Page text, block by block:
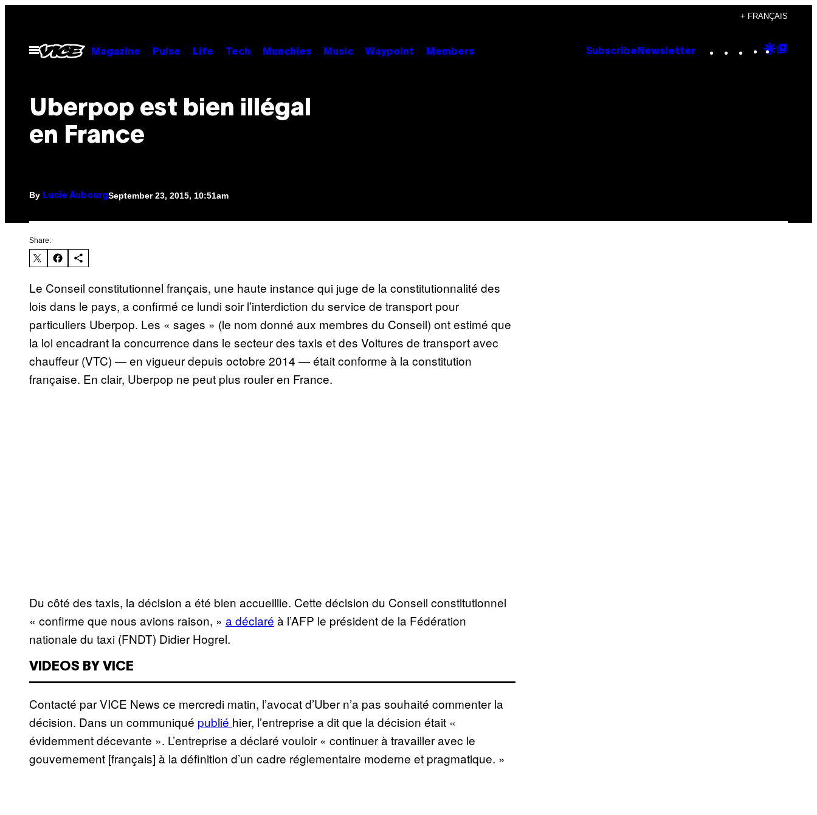
content
+ FRANÇAIS
Open
Menu
Magazine Pulse Life Tech Munchies Music Waypoint Members Subscribe Newsletter Instagram
TikTok
YouTube
Google
Uberpop est bien illégal
en France
By Lucie Aubourg September 23, 2015, 10:51am
Share:
Le Conseil constitutionnel français, une haute instance qui juge de la constitutionnalité des
lois dans le pays, a confirmé ce lundi soir l’interdiction du service de transport pour
particuliers Uberpop. Les « sages » (le nom donné aux membres du Conseil) ont estimé que
la loi encadrant la concurrence dans le secteur des taxis et des Voitures de transport avec
chauffeur (VTC) — en vigueur depuis octobre 2014 — était conforme à la constitution
française. En clair, Uberpop ne peut plus rouler en France.
Du côté des taxis, la décision a été bien accueillie. Cette décision du Conseil constitutionnel
« confirme que nous avions raison, » a déclaré à l’AFP le président de la Fédération
nationale du taxi (FNDT) Didier Hogrel.
VIDEOS BY VICE
Contacté par VICE News ce mercredi matin, l’avocat d’Uber n’a pas souhaité commenter la
décision. Dans un communiqué publié hier, l’entreprise a dit que la décision était «
évidemment décevante ». L’entreprise a déclaré vouloir « continuer à travailler avec le
gouvernement [français] à la définition d’un cadre réglementaire moderne et pragmatique. »